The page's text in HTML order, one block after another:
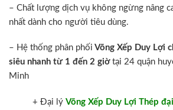
– Chất lượng dịch vụ không ngừng nâng
nhất dành cho người tiêu dùng.
– Hệ thống phân phối Võng Xếp Duy Lợi
siêu nhanh từ 1 đến 2 giờtại 24 quận
Minh
+ Đại lý Võng Xếp Duy Lợi Thép